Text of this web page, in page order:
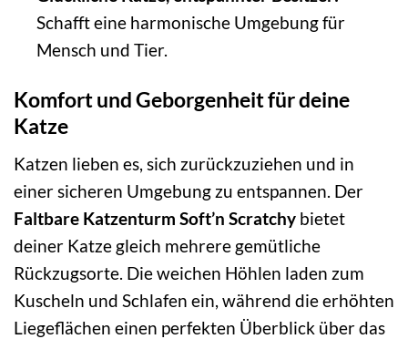
Schafft eine harmonische Umgebung für
Mensch und Tier.
Komfort und Geborgenheit für deine
Katze
Katzen lieben es, sich zurückzuziehen und in
einer sicheren Umgebung zu entspannen. Der
Faltbare Katzenturm Soft’n Scratchy bietet
deiner Katze gleich mehrere gemütliche
Rückzugsorte. Die weichen Höhlen laden zum
Kuscheln und Schlafen ein, während die erhöhten
Liegeflächen einen perfekten Überblick über das